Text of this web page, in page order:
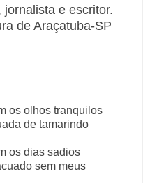
e escritor.
de Araçatuba-SP
os olhos tranquilos
de tamarindo
os dias sadios
sem meus